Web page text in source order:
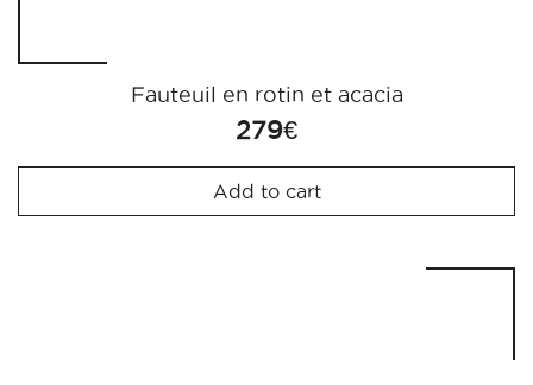
Fauteuil en rotin et acacia
279€
Add to cart